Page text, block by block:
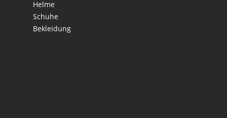
Helme
Schuhe
Bekleidung